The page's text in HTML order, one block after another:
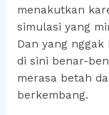
menakutkan
simulasi yang
Dan yang
di sini benar-
merasa betah
berkembang.